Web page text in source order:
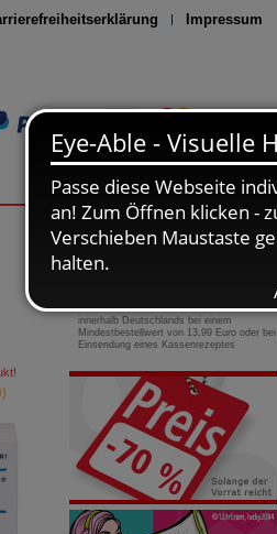
Impressum
Seite drucken
0800-10 11 422
gebührenfreie Rufnummer
innerhalb Deutschlands bei einem
Mindestbestellwert von 13,99 Euro oder bei
Einsendung eines Kassenrezeptes